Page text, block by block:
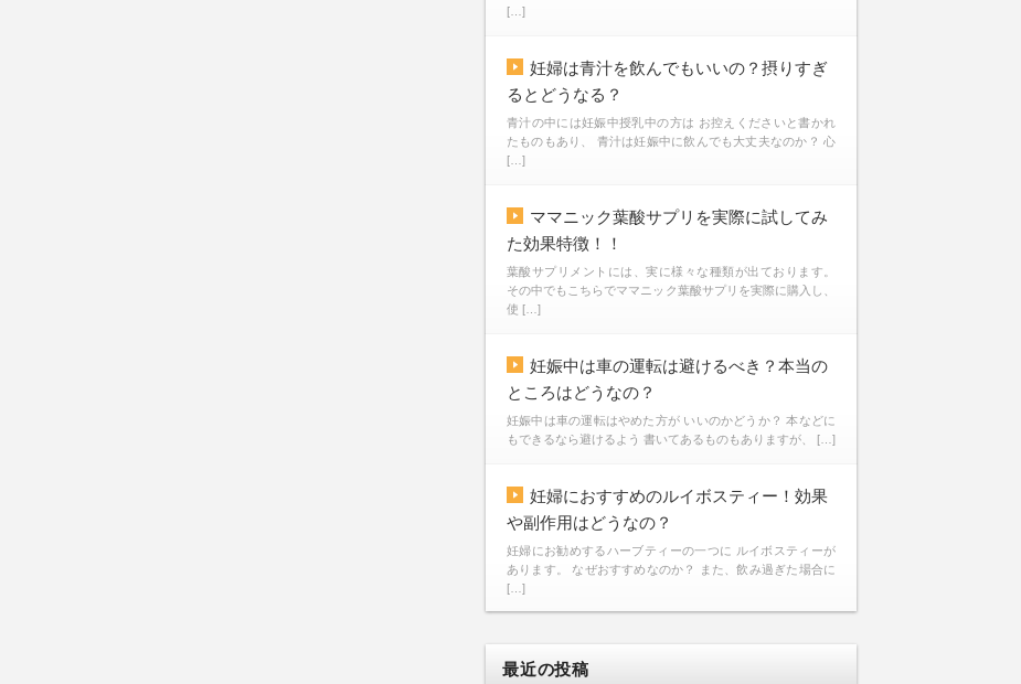
[…]
妊婦は青汁を飲んでもいいの？摂りすぎ
るとどうなる？
青汁の中には妊娠中授乳中の方は お控えくださいと書かれ
たものもあり、 青汁は妊娠中に飲んでも大丈夫なのか？ 心
[…]
ママニック葉酸サプリを実際に試してみ
た効果特徴！！
葉酸サプリメントには、実に様々な種類が出ております。
その中でもこちらでママニック葉酸サプリを実際に購入し、
使 […]
妊娠中は車の運転は避けるべき？本当の
ところはどうなの？
妊娠中は車の運転はやめた方が いいのかどうか？ 本などに
もできるなら避けるよう 書いてあるものもありますが、 […]
妊婦におすすめのルイボスティー！効果
や副作用はどうなの？
妊婦にお勧めするハーブティーの一つに ルイボスティーが
あります。 なぜおすすめなのか？ また、飲み過ぎた場合に
[…]
最近の投稿